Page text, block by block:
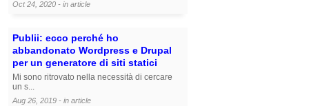
Oct 24, 2020 - in article
Publii: ecco perché ho
abbandonato Wordpress e Drupal
per un generatore di siti statici
Mi sono ritrovato nella necessità di cercare
un s...
Aug 26, 2019 - in article